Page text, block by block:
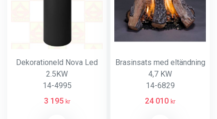
Dekorationeld Nova Led
2.5KW
14-4995
3 195 kr
Brasinsats med eltändning
4,7 KW
14-6829
24 010 kr